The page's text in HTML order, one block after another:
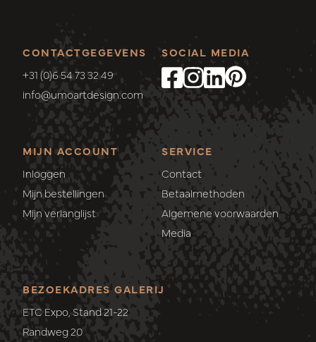
CONTACTGEGEVENS
+31 (0)6 54 73 32 49
info@umoartdesign.com
MIJN ACCOUNT
Inloggen
Mijn bestellingen
Mijn verlanglijst
SERVICE
Contact
Betaalmethoden
Algemene voorwaarden
Media
SOCIAL MEDIA
BEZOEKADRES GALERIJ
ETC Expo, Stand 21-22
Randweg 20